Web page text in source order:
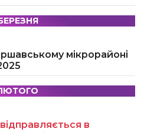
мікрорайоні
в